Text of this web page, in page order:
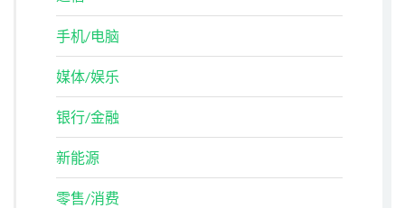
手机/电脑
媒体/娱乐
银行/金融
新能源
零售/消费